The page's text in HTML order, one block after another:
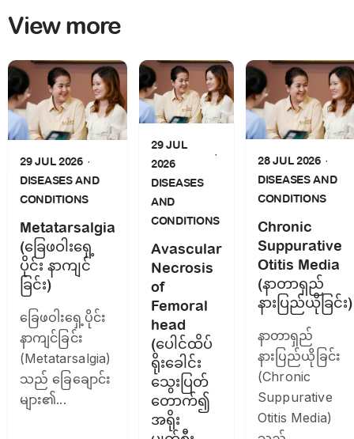
View more
29 JUL 2026
DISEASES AND
CONDITIONS
Metatarsalgia
(ခြေဖဝါးရှေ့
ပိုင်း နာကျင်
ခြင်း)
ခြေဖဝါးရှေ့ပိုင်း
နာကျင်ခြင်း
(Metatarsalgia)
သည် ခြေချောင်း
များ၏...
29 JUL
2026
DISEASES
AND
CONDITIONS
Avascular
Necrosis
of
Femoral
head
(ပေါင်ထိပ်
ရိုးခေါင်း
သွေးပြတ်
တောက်၍
အရိုး
28 JUL 2026
DISEASES AND
CONDITIONS
Chronic
Suppurative
Otitis Media
(နာတာရှည်
နားပြည်ယိုခြင်း)
နာတာရှည်
နားပြည်ယိုခြင်း
(Chronic
Suppurative
Otitis Media)